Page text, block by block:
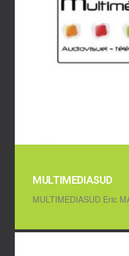
MULTIMEDIASUD
MULTIMEDIASUD Eric